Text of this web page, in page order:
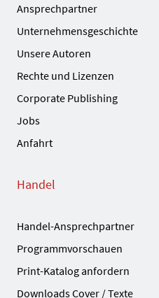
Ansprechpartner
Unternehmensgeschichte
Unsere Autoren
Rechte und Lizenzen
Corporate Publishing
Jobs
Anfahrt
Handel
Handel-Ansprechpartner
Programmvorschauen
Print-Katalog anfordern
Downloads Cover / Texte